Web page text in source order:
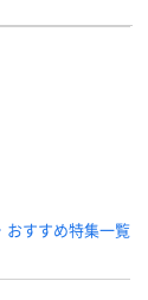
おすすめ特集一覧